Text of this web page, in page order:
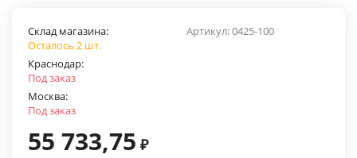
Артикул:0425-100
Склад магазина:
Осталось 2 шт.
Краснодар:
Под заказ
Москва:
Под заказ
55 733,75 ₽